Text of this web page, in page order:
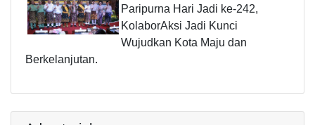
Paripurna Hari Jadi ke-242,
KolaborAksi Jadi Kunci
Wujudkan Kota Maju dan
Berkelanjutan.